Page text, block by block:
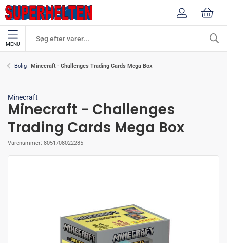
MENU
Bolig Minecraft - Challenges Trading Cards Mega Box
Minecraft
Minecraft - Challenges
Trading Cards Mega Box
Varenummer: 8051708022285